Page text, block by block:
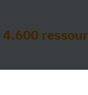
4.600